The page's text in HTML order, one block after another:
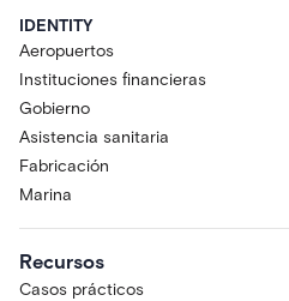
IDENTITY
Aeropuertos
Instituciones financieras
Gobierno
Asistencia sanitaria
Fabricación
Marina
Recursos
Casos prácticos